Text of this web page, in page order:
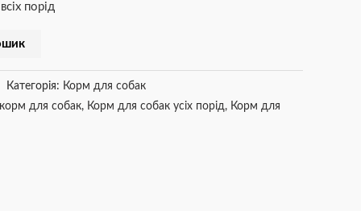
порід
Категорія: Корм для собак
для собак, Корм для собак усіх порід, Корм для